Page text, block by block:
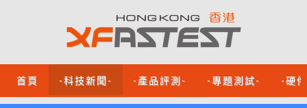
首頁 -科技新聞- -產品評測- -專題測試- -硬